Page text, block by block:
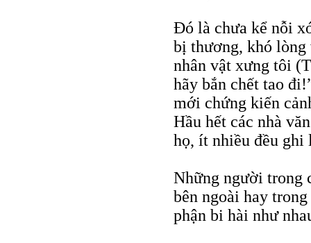
Ðó là chưa kể nỗi
bị thương, khó lòng
nhân vật xưng tôi
hãy bắn chết tao
mới chứng kiến
Hầu hết các nhà
họ, ít nhiều đều ghi
Những người trong
bên ngoài hay
phận bi hài như